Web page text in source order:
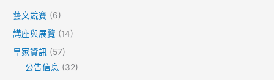
:
藝文競賽 (6)
講座與展覽 (14)
皇家資訊 (57)
公告信息 (32)